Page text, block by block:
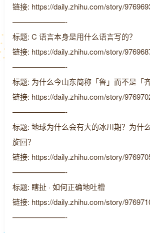
链接: https://daily.zhihu.com/story/
———————-
标题: C 语言本身是用什么语言写的？
链接: https://daily.zhihu.com/story/
———————-
标题: 为什么今山东简称「鲁」而不是「齐
链接: https://daily.zhihu.com/story/
———————-
标题: 地球为什么会有大的冰川期？为什
旋回？
链接: https://daily.zhihu.com/story/
———————-
标题: 瞎扯 · 如何正确地吐槽
链接: https://daily.zhihu.com/story/
———————-